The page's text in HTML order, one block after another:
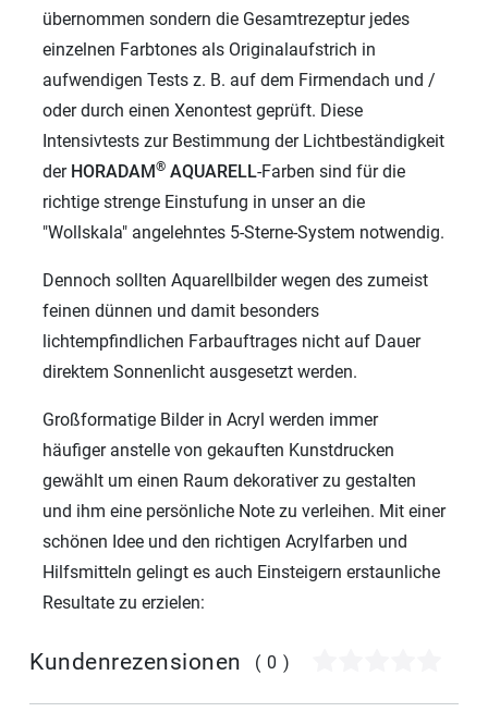
übernommen sondern die Gesamtrezeptur jedes
einzelnen Farbtones als Originalaufstrich in
aufwendigen Tests z. B. auf dem Firmendach und /
oder durch einen Xenontest geprüft. Diese
Intensivtests zur Bestimmung der Lichtbeständigkeit
der HORADAM® AQUARELL-Farben sind für die
richtige strenge Einstufung in unser an die
"Wollskala" angelehntes 5-Sterne-System notwendig.
Dennoch sollten Aquarellbilder wegen des zumeist
feinen dünnen und damit besonders
lichtempfindlichen Farbauftrages nicht auf Dauer
direktem Sonnenlicht ausgesetzt werden.
Großformatige Bilder in Acryl werden immer
häufiger anstelle von gekauften Kunstdrucken
gewählt um einen Raum dekorativer zu gestalten
und ihm eine persönliche Note zu verleihen. Mit einer
schönen Idee und den richtigen Acrylfarben und
Hilfsmitteln gelingt es auch Einsteigern erstaunliche
Resultate zu erzielen:
Kundenrezensionen (0)